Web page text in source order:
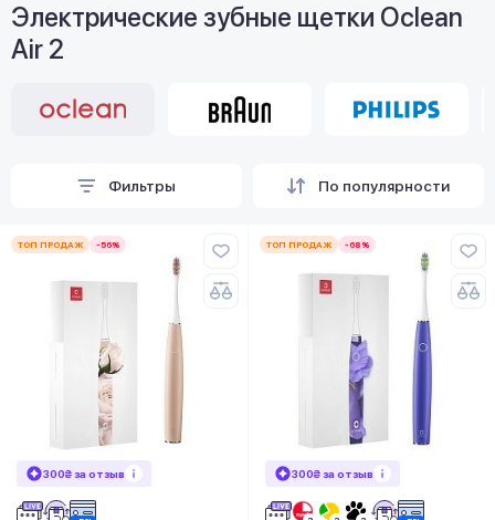
Электрические зубные щетки Oclean
Air 2
Фильтры По популярности
ТОП ПРОДАЖ -56%
300₴ за отзыв
ТОП ПРОДАЖ -68%
300₴ за отзыв